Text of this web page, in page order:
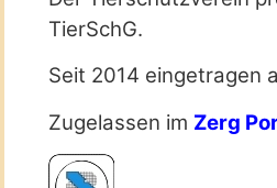
TierSchG.
Seit 2014 eingetragen
Zugelassen im Zerg